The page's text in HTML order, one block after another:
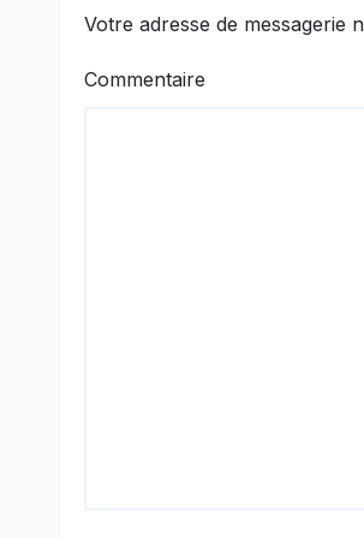
Votre adresse de messagerie
Commentaire